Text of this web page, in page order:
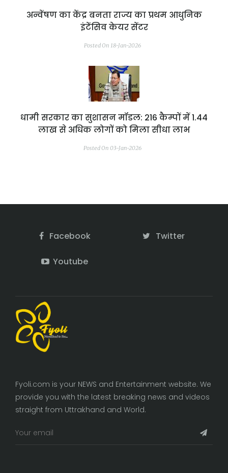
अन्वेंषण का केंद्र बनता राज्य का प्रथम आधुनिक
इंटेंसिव केयर सेंटर
Posted On 18-Jan-2026
धामी सरकार का सुशासन मॉडल: 216 कैम्पों में 1.44
लाख से अधिक लोगों को मिला सीधा लाभ
Posted On 03-Jan-2026
Facebook Twitter
Youtube
Fyoli.com is your NEWS and Entertainment website. We
provide you with the latest breaking news and videos
straight from Uttrakhand and World.